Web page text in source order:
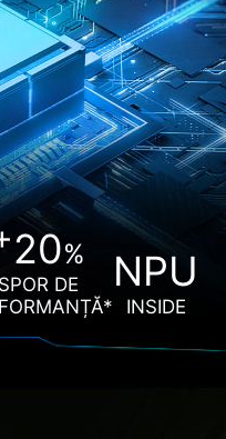
20%
SPOR DE
NPU
INSIDE